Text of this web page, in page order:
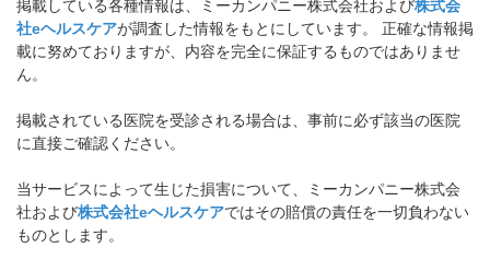
掲載している各種情報は、ミーカンパニー株式会社および株式会
社eヘルスケアが調査した情報をもとにしています。 正確な情報掲
載に努めておりますが、内容を完全に保証するものではありませ
ん。
掲載されている医院を受診される場合は、事前に必ず該当の医院
に直接ご確認ください。
当サービスによって生じた損害について、ミーカンパニー株式会
社および株式会社eヘルスケアではその賠償の責任を一切負わない
ものとします。